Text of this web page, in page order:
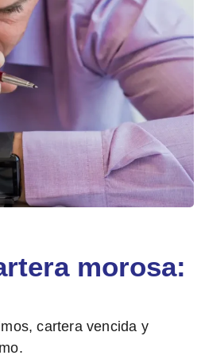
morosa:
cartera vencida y